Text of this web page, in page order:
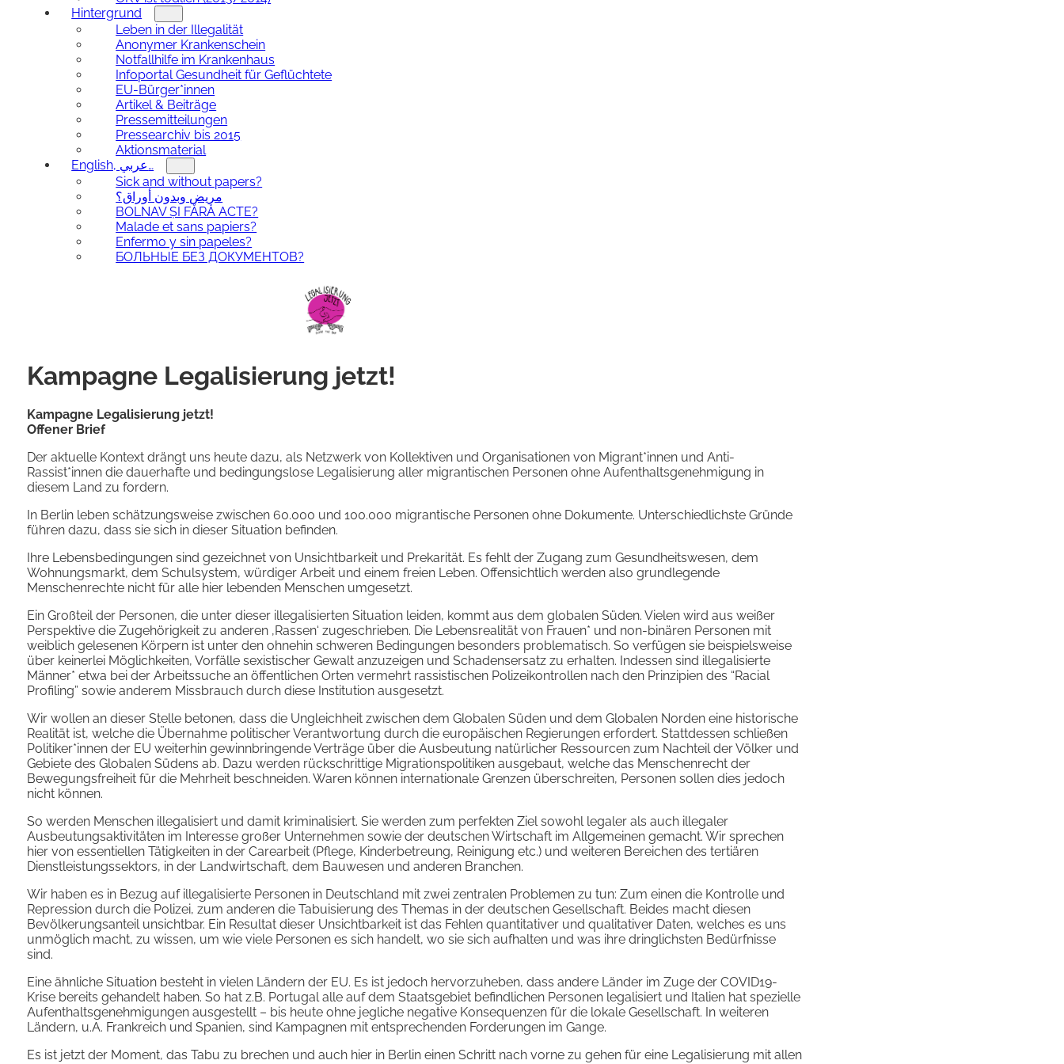
Hintergrund
Leben in der Illegalität
Anonymer Krankenschein
Notfallhilfe im Krankenhaus
Infoportal Gesundheit für Geflüchtete
EU-Bürger*innen
Artikel & Beiträge
Pressemitteilungen
Pressearchiv bis 2015
Aktionsmaterial
English, عربي…
Sick and without papers?
مريض وبدون أوراق؟
BOLNAV ȘI FĂRĂ ACTE?
Malade et sans papiers?
Enfermo y sin papeles?
БОЛЬНЫЕ БЕЗ ДОКУМЕНТОВ?
Kampagne Legalisierung jetzt!
Kampagne Legalisierung jetzt!
Offener Brief
Der aktuelle Kontext drängt uns heute dazu, als Netzwerk von Kollektiven und Organisationen von Migrant*innen und Anti-
Rassist*innen die dauerhafte und bedingungslose Legalisierung aller migrantischen Personen ohne Aufenthaltsgenehmigung in
diesem Land zu fordern.
In Berlin leben schätzungsweise zwischen 60.000 und 100.000 migrantische Personen ohne Dokumente. Unterschiedlichste Gründe
führen dazu, dass sie sich in dieser Situation befinden.
Ihre Lebensbedingungen sind gezeichnet von Unsichtbarkeit und Prekarität. Es fehlt der Zugang zum Gesundheitswesen, dem
Wohnungsmarkt, dem Schulsystem, würdiger Arbeit und einem freien Leben. Offensichtlich werden also grundlegende
Menschenrechte nicht für alle hier lebenden Menschen umgesetzt.
Ein Großteil der Personen, die unter dieser illegalisierten Situation leiden, kommt aus dem globalen Süden. Vielen wird aus weißer
Perspektive die Zugehörigkeit zu anderen ‚Rassen‘ zugeschrieben. Die Lebensrealität von Frauen* und non-binären Personen mit
weiblich gelesenen Körpern ist unter den ohnehin schweren Bedingungen besonders problematisch. So verfügen sie beispielsweise
über keinerlei Möglichkeiten, Vorfälle sexistischer Gewalt anzuzeigen und Schadensersatz zu erhalten. Indessen sind illegalisierte
Männer* etwa bei der Arbeitssuche an öffentlichen Orten vermehrt rassistischen Polizeikontrollen nach den Prinzipien des “Racial
Profiling” sowie anderem Missbrauch durch diese Institution ausgesetzt.
Wir wollen an dieser Stelle betonen, dass die Ungleichheit zwischen dem Globalen Süden und dem Globalen Norden eine historische
Realität ist, welche die Übernahme politischer Verantwortung durch die europäischen Regierungen erfordert. Stattdessen schließen
Politiker*innen der EU weiterhin gewinnbringende Verträge über die Ausbeutung natürlicher Ressourcen zum Nachteil der Völker und
Gebiete des Globalen Südens ab. Dazu werden rückschrittige Migrationspolitiken ausgebaut, welche das Menschenrecht der
Bewegungsfreiheit für die Mehrheit beschneiden. Waren können internationale Grenzen überschreiten, Personen sollen dies jedoch
nicht können.
So werden Menschen illegalisiert und damit kriminalisiert. Sie werden zum perfekten Ziel sowohl legaler als auch illegaler
Ausbeutungsaktivitäten im Interesse großer Unternehmen sowie der deutschen Wirtschaft im Allgemeinen gemacht. Wir sprechen
hier von essentiellen Tätigkeiten in der Carearbeit (Pflege, Kinderbetreung, Reinigung etc.) und weiteren Bereichen des tertiären
Dienstleistungssektors, in der Landwirtschaft, dem Bauwesen und anderen Branchen.
Wir haben es in Bezug auf illegalisierte Personen in Deutschland mit zwei zentralen Problemen zu tun: Zum einen die Kontrolle und
Repression durch die Polizei, zum anderen die Tabuisierung des Themas in der deutschen Gesellschaft. Beides macht diesen
Bevölkerungsanteil unsichtbar. Ein Resultat dieser Unsichtbarkeit ist das Fehlen quantitativer und qualitativer Daten, welches es uns
unmöglich macht, zu wissen, um wie viele Personen es sich handelt, wo sie sich aufhalten und was ihre dringlichsten Bedürfnisse
sind.
Eine ähnliche Situation besteht in vielen Ländern der EU. Es ist jedoch hervorzuheben, dass andere Länder im Zuge der COVID19-
Krise bereits gehandelt haben. So hat z.B. Portugal alle auf dem Staatsgebiet befindlichen Personen legalisiert und Italien hat spezielle
Aufenthaltsgenehmigungen ausgestellt – bis heute ohne jegliche negative Konsequenzen für die lokale Gesellschaft. In weiteren
Ländern, u.A. Frankreich und Spanien, sind Kampagnen mit entsprechenden Forderungen im Gange.
Es ist jetzt der Moment, das Tabu zu brechen und auch hier in Berlin einen Schritt nach vorne zu gehen für eine Legalisierung mit allen